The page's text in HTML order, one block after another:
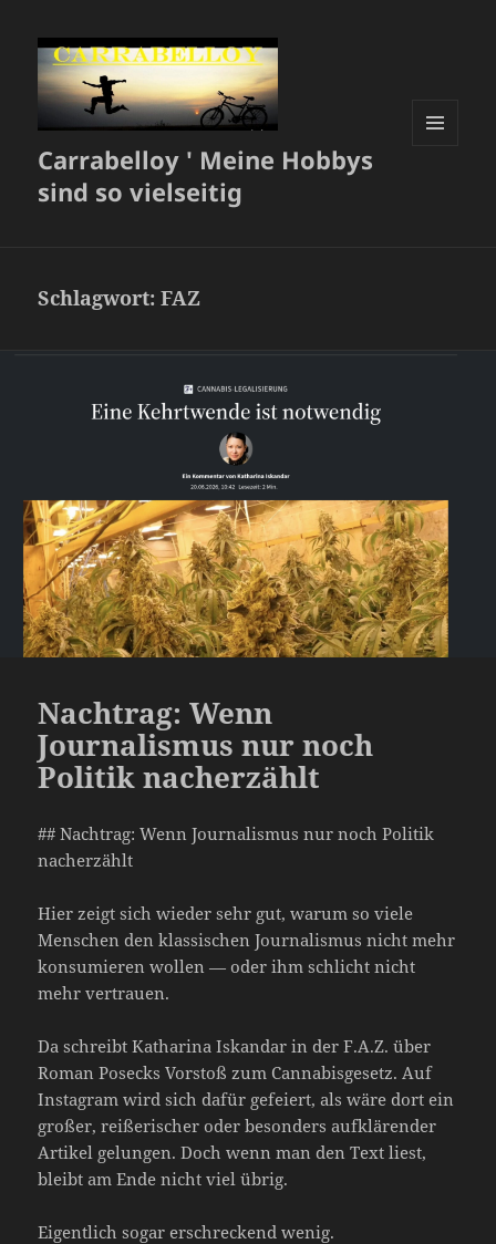
Carrabelloy ' Meine Hobbys
sind so vielseitig
Schlagwort:FAZ
Nachtrag: Wenn
Journalismus nur noch
Politik nacherzählt
## Nachtrag: Wenn Journalismus nur noch Politik
nacherzählt
Hier zeigt sich wieder sehr gut, warum so viele
Menschen den klassischen Journalismus nicht mehr
konsumieren wollen — oder ihm schlicht nicht
mehr vertrauen.
Da schreibt Katharina Iskandar in der F.A.Z. über
Roman Posecks Vorstoß zum Cannabisgesetz. Auf
Instagram wird sich dafür gefeiert, als wäre dort ein
großer, reißerischer oder besonders aufklärender
Artikel gelungen. Doch wenn man den Text liest,
bleibt am Ende nicht viel übrig.
Eigentlich sogar erschreckend wenig.